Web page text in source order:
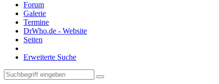
Forum
Galerie
Termine
DrWho.de - Website
Seiten
Erweiterte Suche